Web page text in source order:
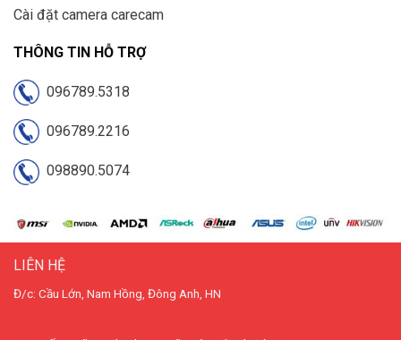
Cài đặt camera carecam
THÔNG TIN HỖ TRỢ
096789.5318
096789.2216
098890.5074
LIÊN HỆ
Đ/c: Cầu Lớn, Nam Hồng, Đông Anh, HN